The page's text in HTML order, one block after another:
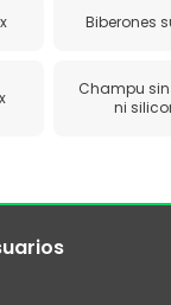
Biberones
Champu
ni